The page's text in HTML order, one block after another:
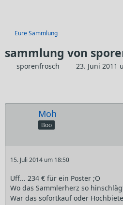
Eure Sammlung
sammlung von
sporenfrosch 23. Juni 2011
Moh
Boo
15. Juli 2014 um 18:50
Uff... 234 € für ein Poster ;O
Wo das Sammlerherz so
War das sofortkauf oder